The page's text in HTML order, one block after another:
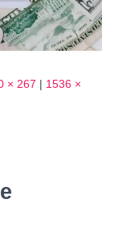
× 267 | 1536 ×